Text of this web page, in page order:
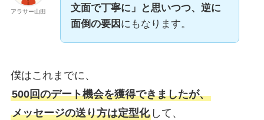
アラサー山田
文面で丁寧に」と思いつつ、逆に
面倒の要因 にもなります。
僕はこれまでに、
500回のデート機会を獲得できましたが、
メッセージの送り方は定型化して、